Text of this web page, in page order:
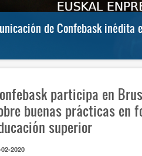
de Confebask
participa en
buenas prácticas en
superior
2020